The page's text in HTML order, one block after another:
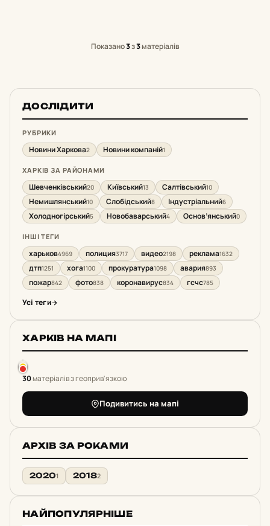
Показано3з3матеріалів
ДОСЛІДИТИ
РУБРИКИ
Новини Харкова2 Новини компаній1
ХАРКІВ ЗА РАЙОНАМИ
Шевченківський20 Київський13 Салтівський10
Немишлянський10 Слобідський8 Індустріальний6
Холодногірський5 Новобаварський4 Основ’янський0
ІНШІ ТЕГИ
харьков4969 полиция3717 видео2198 реклама1632
дтп1251 хога1100 прокуратура1098 авария893
пожар842 фото838 коронавирус834 гсчс785
Усі теги
ХАРКІВ НА МАПІ
30матеріалів з геоприв'язкою
Подивитись на мапі
АРХІВ ЗА РОКАМИ
20201 20182
НАЙПОПУЛЯРНІШЕ